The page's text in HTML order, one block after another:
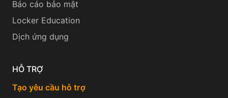
Báo cáo bảo mật
Locker Education
Dịch ứng dụng
HỖ TRỢ
Tạo yêu cầu hỗ trợ